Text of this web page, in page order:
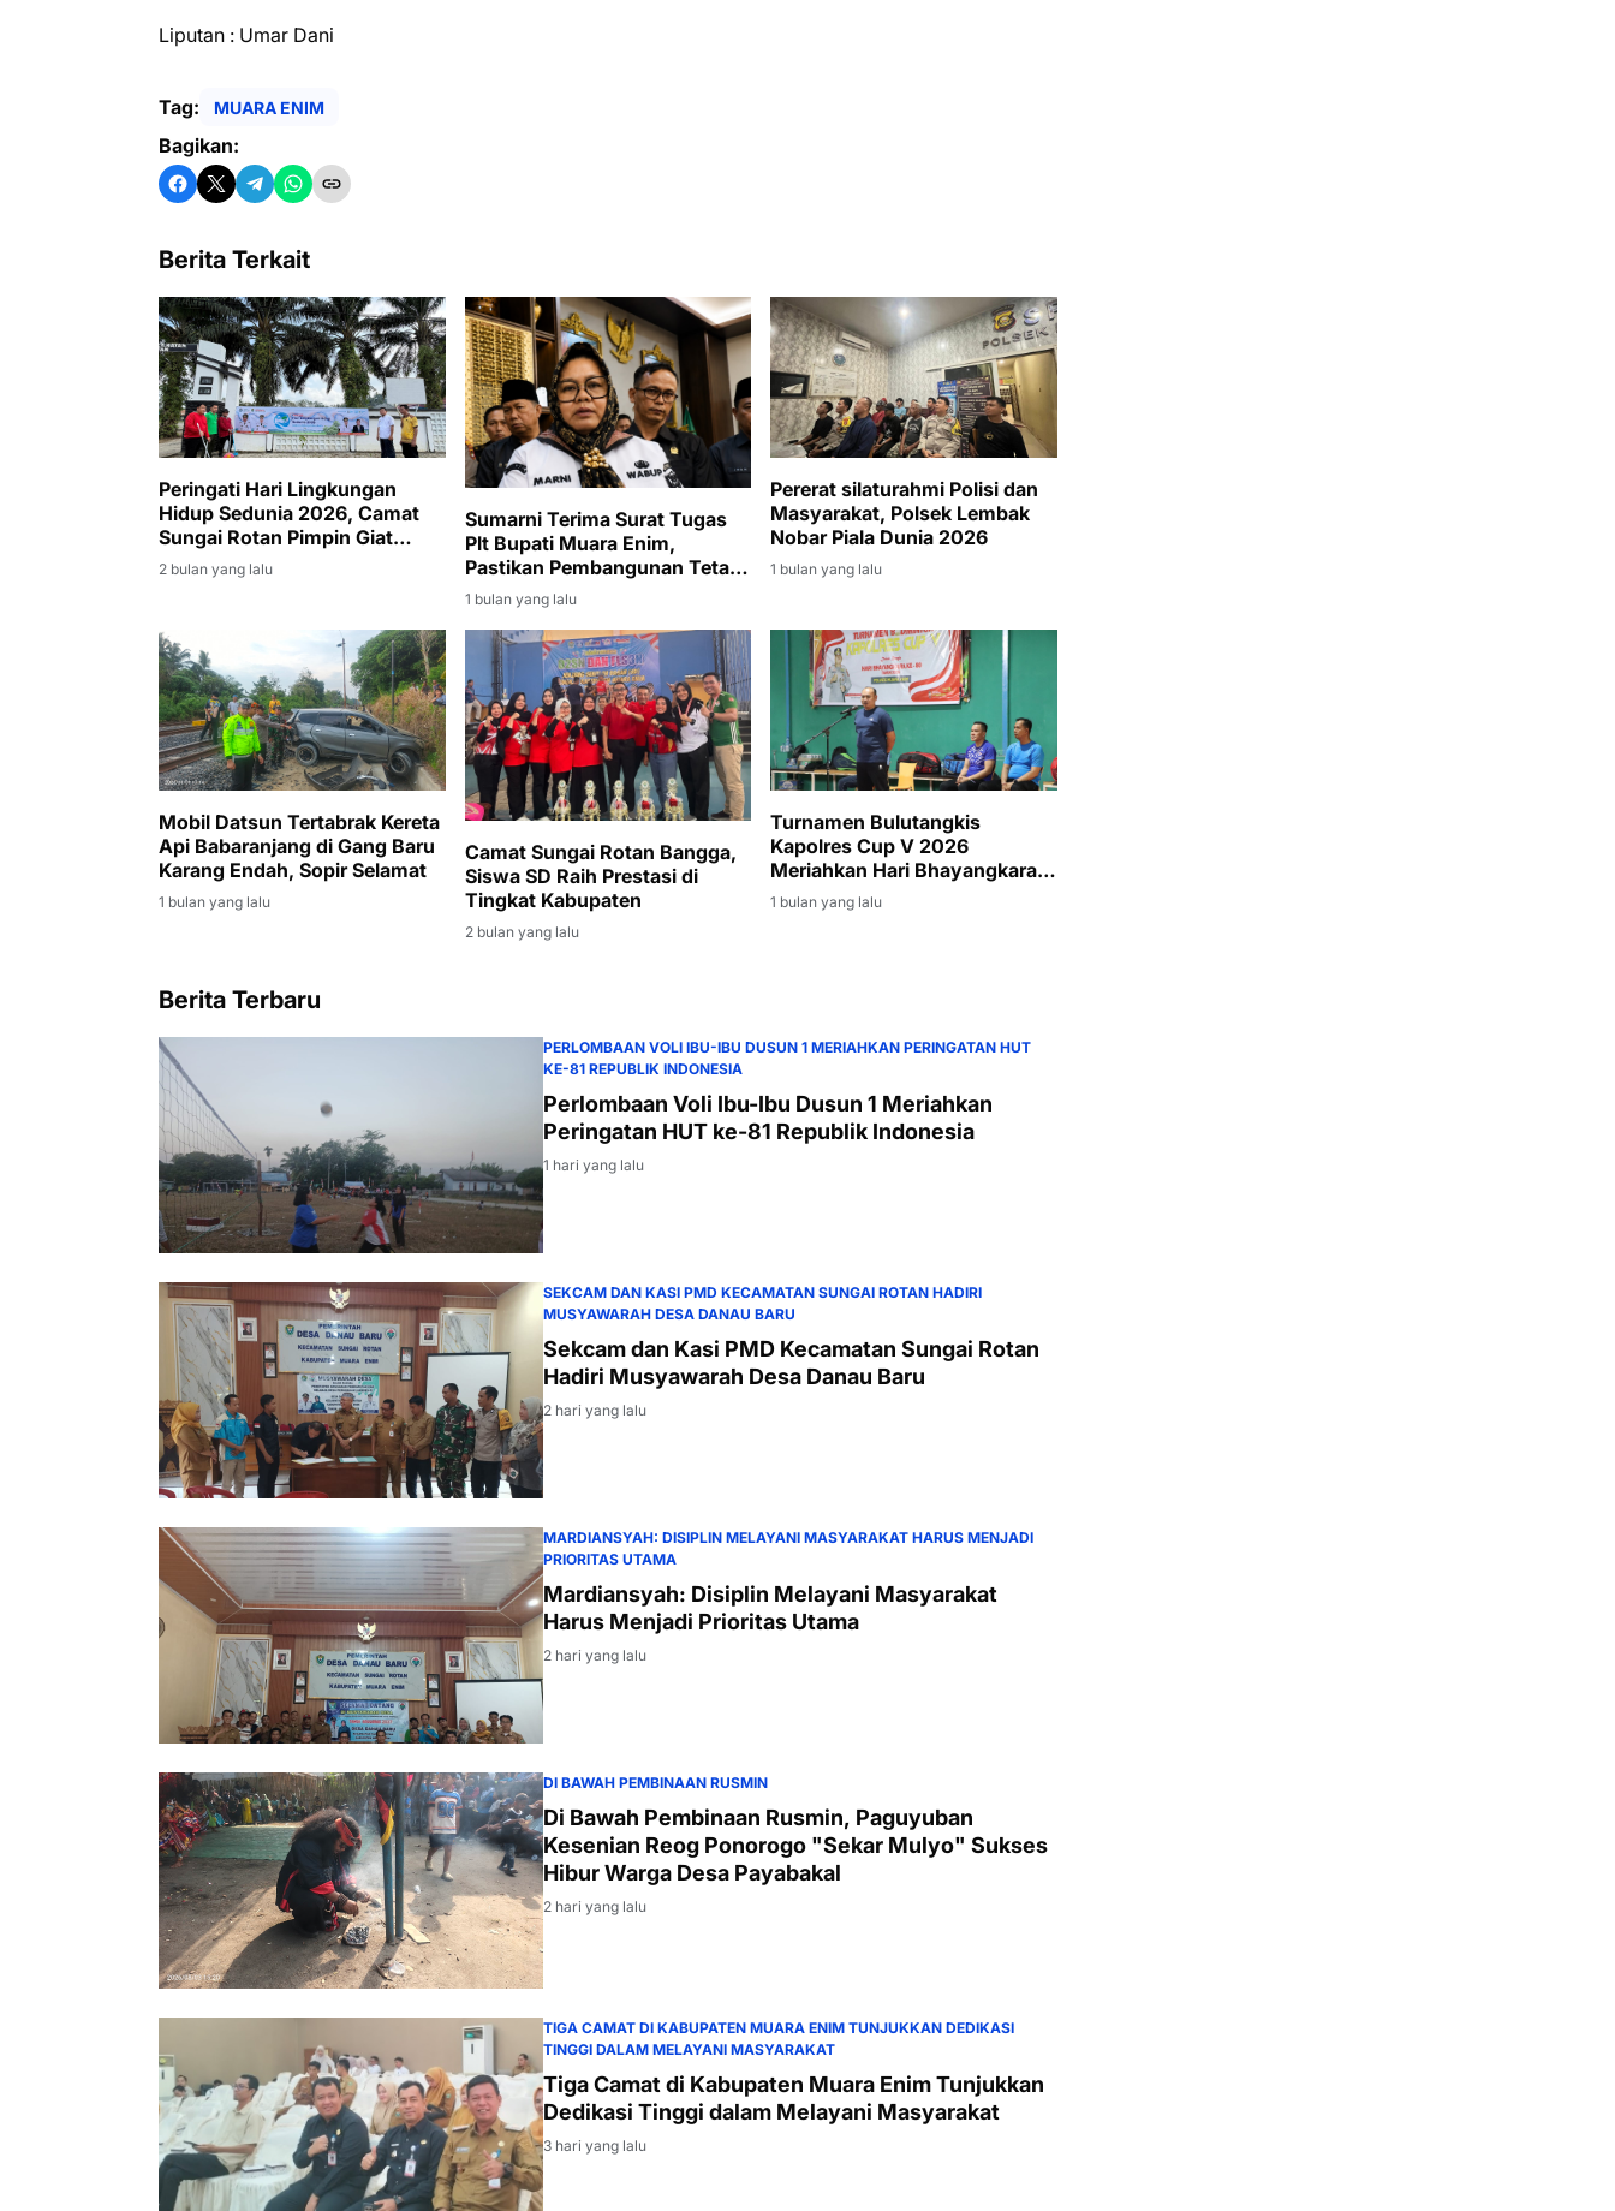
Liputan : Umar Dani
Tag: MUARA ENIM
Bagikan:
Berita Terkait
Peringati Hari Lingkungan
Hidup Sedunia 2026, Camat
Sungai Rotan Pimpin Giat
Jumat Bersih di Lingkungan
Kantor Kecamatan
2 bulan yang lalu
Sumarni Terima Surat Tugas
Plt Bupati Muara Enim,
Pastikan Pembangunan Tetap
Berjalan
1 bulan yang lalu
Pererat silaturahmi Polisi dan
Masyarakat, Polsek Lembak
Nobar Piala Dunia 2026
1 bulan yang lalu
Mobil Datsun Tertabrak Kereta
Api Babaranjang di Gang Baru
Karang Endah, Sopir Selamat
1 bulan yang lalu
Camat Sungai Rotan Bangga,
Siswa SD Raih Prestasi di
Tingkat Kabupaten
2 bulan yang lalu
Turnamen Bulutangkis
Kapolres Cup V 2026
Meriahkan Hari Bhayangkara
ke-80
1 bulan yang lalu
Berita Terbaru
PERLOMBAAN VOLI IBU-IBU DUSUN 1 MERIAHKAN PERINGATAN HUT
KE-81 REPUBLIK INDONESIA
Perlombaan Voli Ibu-Ibu Dusun 1 Meriahkan
Peringatan HUT ke-81 Republik Indonesia
1 hari yang lalu
SEKCAM DAN KASI PMD KECAMATAN SUNGAI ROTAN HADIRI
MUSYAWARAH DESA DANAU BARU
Sekcam dan Kasi PMD Kecamatan Sungai Rotan
Hadiri Musyawarah Desa Danau Baru
2 hari yang lalu
MARDIANSYAH: DISIPLIN MELAYANI MASYARAKAT HARUS MENJADI
PRIORITAS UTAMA
Mardiansyah: Disiplin Melayani Masyarakat
Harus Menjadi Prioritas Utama
2 hari yang lalu
DI BAWAH PEMBINAAN RUSMIN
Di Bawah Pembinaan Rusmin, Paguyuban
Kesenian Reog Ponorogo "Sekar Mulyo" Sukses
Hibur Warga Desa Payabakal
2 hari yang lalu
TIGA CAMAT DI KABUPATEN MUARA ENIM TUNJUKKAN DEDIKASI
TINGGI DALAM MELAYANI MASYARAKAT
Tiga Camat di Kabupaten Muara Enim Tunjukkan
Dedikasi Tinggi dalam Melayani Masyarakat
3 hari yang lalu